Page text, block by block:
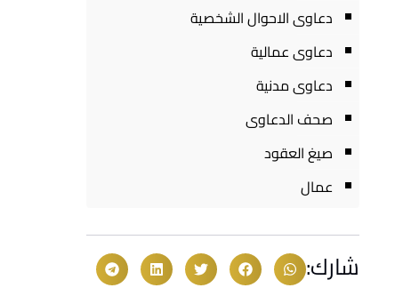
دعاوى الاحوال الشخصية
دعاوى عمالية
دعاوى مدنية
صحف الدعاوى
صيغ العقود
عمال
شارك: